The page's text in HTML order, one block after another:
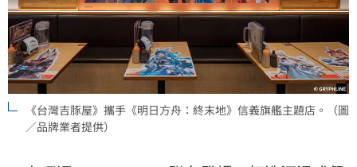
《台灣吉豚屋》攜手《明日方舟：終末地》信義旗艦主題店。（圖
／品牌業者提供）